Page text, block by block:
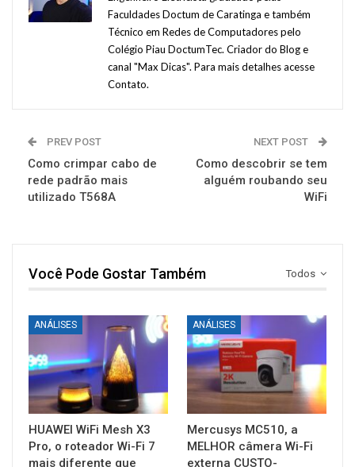
Faculdades Doctum de Caratinga e também
Técnico em Redes de Computadores pelo
Colégio Piau DoctumTec. Criador do Blog e
canal "Max Dicas". Para mais detalhes acesse
Contato.
PREV POST
Como crimpar cabo de
rede padrão mais
utilizado T568A
NEXT POST
Como descobrir se tem
alguém roubando seu
WiFi
Todos
Você Pode Gostar Também
ANÁLISES
HUAWEI WiFi Mesh X3
Pro, o roteador Wi-Fi 7
mais diferente que
ANÁLISES
Mercusys MC510, a
MELHOR câmera Wi-Fi
externa CUSTO-